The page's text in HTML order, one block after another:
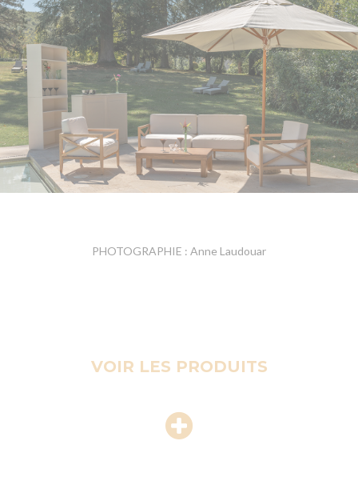
PHOTOGRAPHIE : Anne Laudouar
VOIR LES PRODUITS